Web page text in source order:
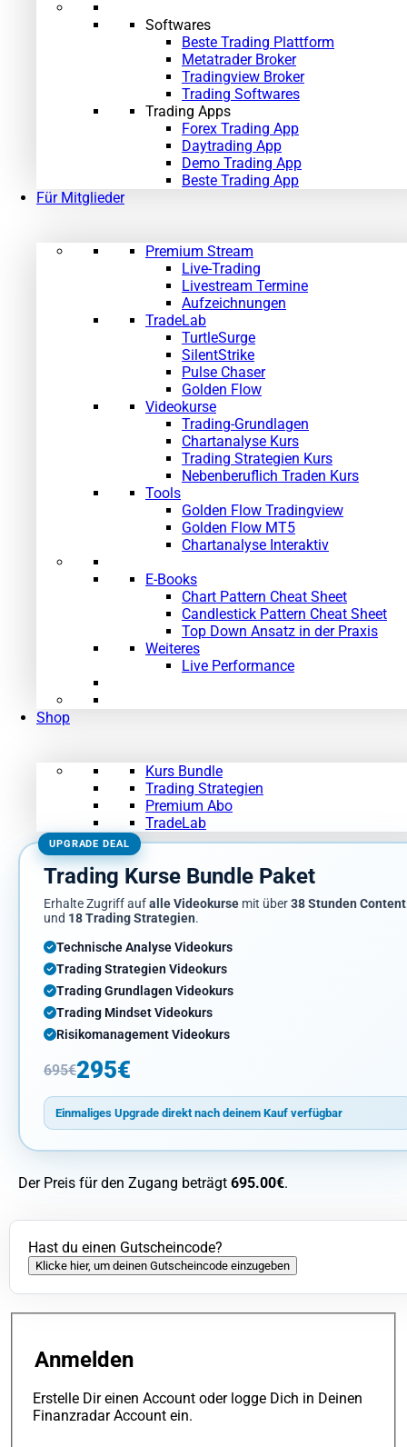
Softwares
Beste Trading Plattform
Metatrader Broker
Tradingview Broker
Trading Softwares
Trading Apps
Forex Trading App
Daytrading App
Demo Trading App
Beste Trading App
Für Mitglieder
Premium Stream
Live-Trading
Livestream Termine
Aufzeichnungen
TradeLab
TurtleSurge
SilentStrike
Pulse Chaser
Golden Flow
Videokurse
Trading-Grundlagen
Chartanalyse Kurs
Trading Strategien Kurs
Nebenberuflich Traden Kurs
Tools
Golden Flow Tradingview
Golden Flow MT5
Chartanalyse Interaktiv
E-Books
Chart Pattern Cheat Sheet
Candlestick Pattern Cheat Sheet
Top Down Ansatz in der Praxis
Weiteres
Live Performance
Shop
Kurs Bundle
Trading Strategien
Premium Abo
TradeLab
UPGRADE DEAL
Trading Kurse Bundle Paket
Erhalte Zugriff aufalle Videokurse mit über38 Stunden Content
und 18 Trading Strategien.
Technische Analyse Videokurs
Trading Strategien Videokurs
Trading Grundlagen Videokurs
Trading Mindset Videokurs
Risikomanagement Videokurs
695€295€
Einmaliges Upgrade direkt nach deinem Kauf verfügbar
Der Preis für den Zugang beträgt 695.00€.
Hast du einen Gutscheincode?
Klicke hier, um deinen Gutscheincode einzugeben
Anmelden
Erstelle Dir einen Account oder logge Dich in Deinen
Finanzradar Account ein.